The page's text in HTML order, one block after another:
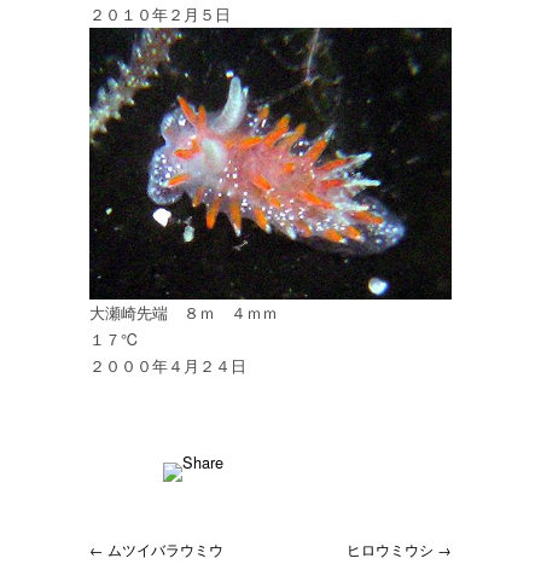
２０１０年２月５日
大瀬崎先端 ８ｍ ４ｍｍ
１７℃
２０００年４月２４日
← ムツイバラウミウ
ヒロウミウシ →